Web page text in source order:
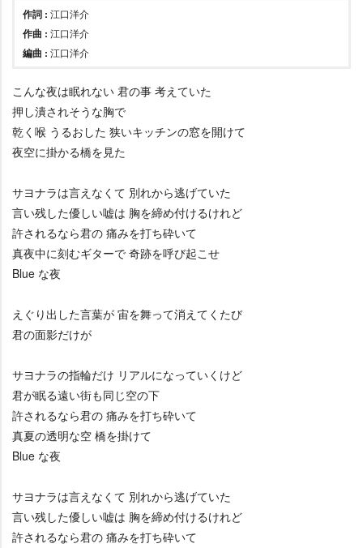
作詞 : 江口洋介
作曲 : 江口洋介
編曲 : 江口洋介
こんな夜は眠れない 君の事 考えていた
押し潰されそうな胸で
乾く喉 うるおした 狭いキッチンの窓を開けて
夜空に掛かる橋を見た
サヨナラは言えなくて 別れから逃げていた
言い残した優しい嘘は 胸を締め付けるけれど
許されるなら君の 痛みを打ち砕いて
真夜中に刻むギターで 奇跡を呼び起こせ
Blue な夜
えぐり出した言葉が 宙を舞って消えてくたび
君の面影だけが
サヨナラの指輪だけ リアルになっていくけど
君が眠る遠い街も同じ空の下
許されるなら君の 痛みを打ち砕いて
真夏の透明な空 橋を掛けて
Blue な夜
サヨナラは言えなくて 別れから逃げていた
言い残した優しい嘘は 胸を締め付けるけれど
許されるなら君の 痛みを打ち砕いて